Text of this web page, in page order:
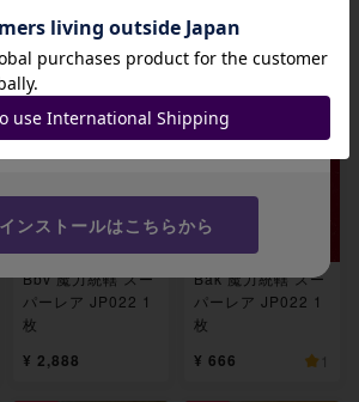
レア JP022 3枚
¥ 2,585
レア JP022 3枚
¥ 3,000 2
Bbv 魔力統轄 スー
パーレア JP022 1
枚
¥ 2,888
Bak 魔力統轄 スー
パーレア JP022 1
枚
¥ 666 1
招待コード
JA9XS8
コピーする
インストールはこちらから